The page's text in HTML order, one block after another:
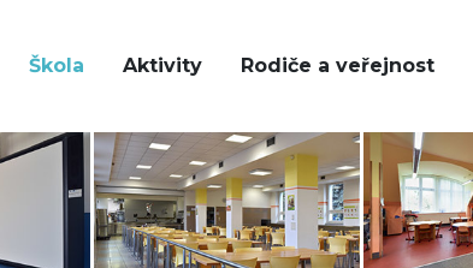
Škola Aktivity Rodiče a veřejnost